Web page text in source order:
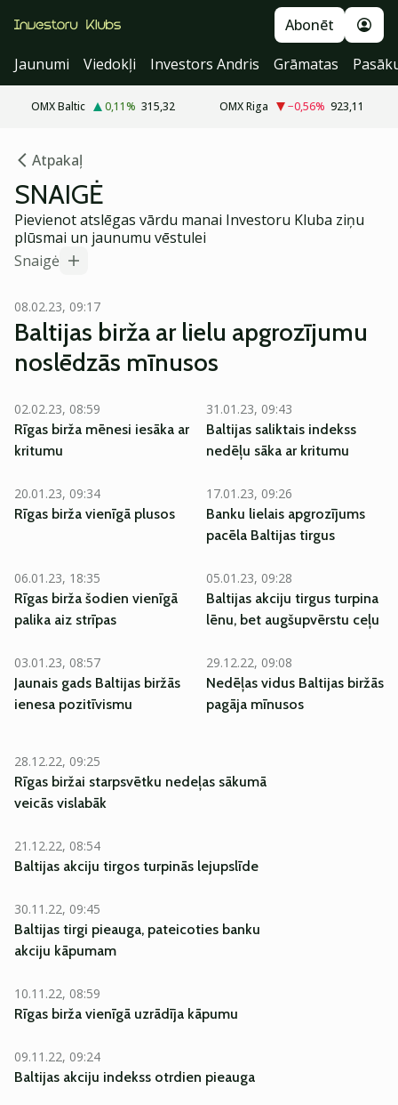
Abonēt
Jaunumi
Viedokļi Investors Andris Grāmatas
OMX Baltic 0,11% 315,32 OMX Riga −0,56% 923,11
Atpakaļ
SNAIGĖ
Pievienot atslēgas vārdu manai Investoru Kluba ziņu
plūsmai un jaunumu vēstulei
Snaigė
08.02.23, 09:17
Baltijas birža ar lielu apgrozījumu
noslēdzās mīnusos
02.02.23, 08:59
Rīgas birža mēnesi iesāka ar
kritumu
31.01.23, 09:43
Baltijas saliktais indekss
nedēļu sāka ar kritumu
20.01.23, 09:34
Rīgas birža vienīgā plusos
17.01.23, 09:26
Banku lielais apgrozījums
pacēla Baltijas tirgus
06.01.23, 18:35
Rīgas birža šodien vienīgā
palika aiz strīpas
05.01.23, 09:28
Baltijas akciju tirgus turpina
lēnu, bet augšupvērstu ceļu
03.01.23, 08:57
Jaunais gads Baltijas biržās
ienesa pozitīvismu
29.12.22, 09:08
Nedēļas vidus Baltijas biržās
pagāja mīnusos
28.12.22, 09:25
Rīgas biržai starpsvētku nedeļas sākumā
veicās vislabāk
21.12.22, 08:54
Baltijas akciju tirgos turpinās lejupslīde
30.11.22, 09:45
Baltijas tirgi pieauga, pateicoties banku
akciju kāpumam
10.11.22, 08:59
Rīgas birža vienīgā uzrādīja kāpumu
09.11.22, 09:24
Baltijas akciju indekss otrdien pieauga